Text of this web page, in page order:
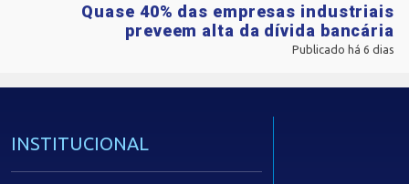
Quase 40% das empresas industriais
preveem alta da dívida bancária
Publicado há 6 dias
INSTITUCIONAL